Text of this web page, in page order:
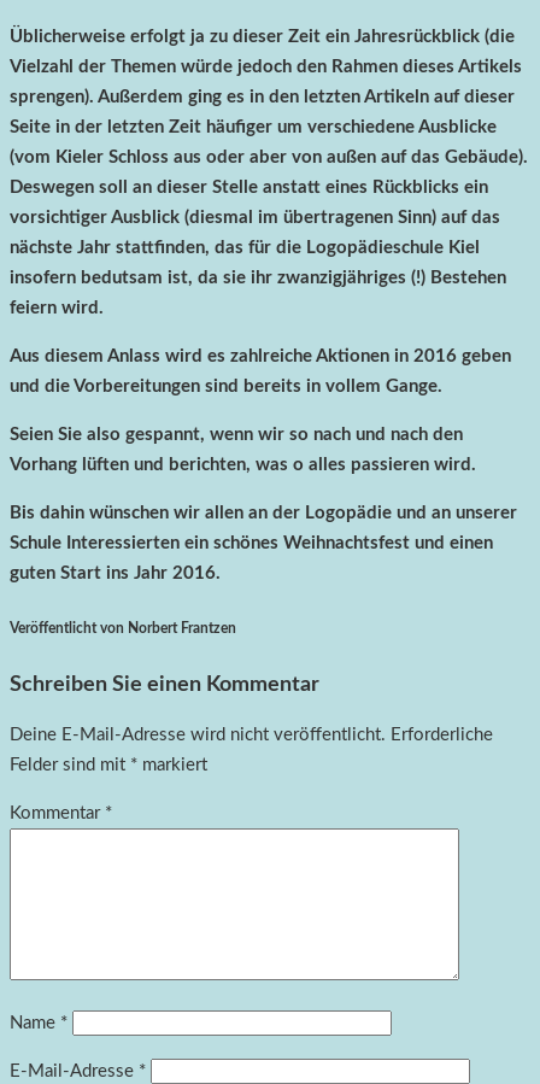
Üblicherweise erfolgt ja zu dieser Zeit ein Jahresrückblick (die
Vielzahl der Themen würde jedoch den Rahmen dieses Artikels
sprengen). Außerdem ging es in den letzten Artikeln auf dieser
Seite in der letzten Zeit häufiger um verschiedene Ausblicke
(vom Kieler Schloss aus oder aber von außen auf das Gebäude).
Deswegen soll an dieser Stelle anstatt eines Rückblicks ein
vorsichtiger Ausblick (diesmal im übertragenen Sinn) auf das
nächste Jahr stattfinden, das für die Logopädieschule Kiel
insofern bedutsam ist, da sie ihr zwanzigjähriges (!) Bestehen
feiern wird.
Aus diesem Anlass wird es zahlreiche Aktionen in 2016 geben
und die Vorbereitungen sind bereits in vollem Gange.
Seien Sie also gespannt, wenn wir so nach und nach den
Vorhang lüften und berichten, was o alles passieren wird.
Bis dahin wünschen wir allen an der Logopädie und an unserer
Schule Interessierten ein schönes Weihnachtsfest und einen
guten Start ins Jahr 2016.
Veröffentlicht von Norbert Frantzen
Schreiben Sie einen Kommentar
Deine E-Mail-Adresse wird nicht veröffentlicht. Erforderliche
Felder sind mit * markiert
Kommentar *
Name *
E-Mail-Adresse *